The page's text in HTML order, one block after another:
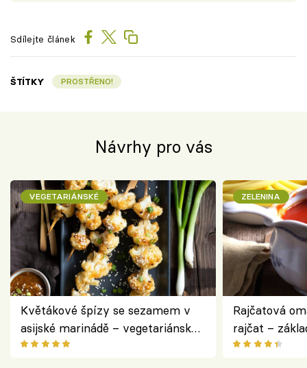
Sdílejte článek
ŠTÍTKY PROSTŘENO!
Návrhy pro vás
VEGETARIÁNSKÉ
Květákové špízy se sezamem v
asijské marinádě – vegetariánská
chuťovka z grilu
ZELENINA
Rajčatová
rajčat –